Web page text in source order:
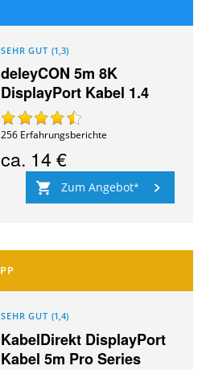
SEHR GUT (1,3)
deleyCON 5m 8K
DisplayPort Kabel 1.4
256 Erfahrungsberichte
ca. 14 €
Zum Angebot
SEHR GUT (1,4)
KabelDirekt DisplayPort
Kabel 5m Pro Series